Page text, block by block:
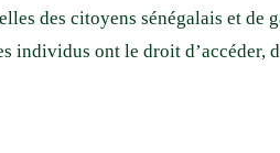
des citoyens sénégalais et de
individus ont le droit d’accéder,